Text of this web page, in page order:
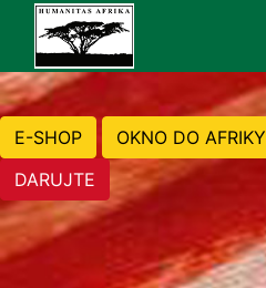
E-SHOP OKNO DO AFRIKY
DARUJTE